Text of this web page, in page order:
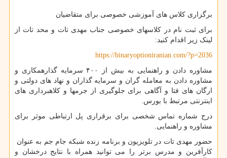
برگزاری کلاس های آموزشی خصوصی برای متقاضیان
برای ثبت نام در کلاسهای خصوصی جناب مهدی تات و محد تات از
لینک زیر اقدام کنید:
https://binaryoptioniranian.com/?p=2036
مشاوره دادن و راهنمایی به بیش از ۴۰۰ سرمایه گذارهمکاری و
مشاوره دادن به معامله گران و سرمایه گذاران و نهاد های دولتی و
ارگان های فتا و آگاهی برای جلوگیری از جرمها و کلاهبرداری های
اینترنتی مرتبط با بورس.
درج شماره تماس شخصی برای برقراری پل ارتباطی موثر برای
مشاوره و راهنمایی.
حضور مهدی تات در تلویزیون و برنامه زنده شبکه جام جم به عنوان
کارآفرین و مدرس برتر را می توانید همراه با نتایج درخشان و